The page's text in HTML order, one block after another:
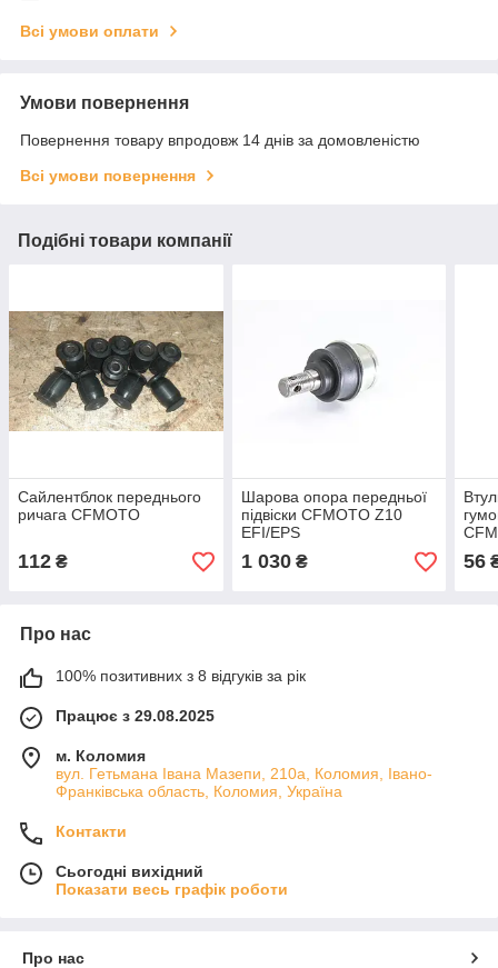
Всі умови оплати
Умови повернення
Повернення товару впродовж 14 днів за домовленістю
Всі умови повернення
Подібні товари компанії
Сайлентблок переднього
ричага CFMOTO
112 ₴
Шарова опора передньої
підвіски CFMOTO Z10
EFI/EPS
1 030₴ 56
Про нас
100% позитивних з 8 відгуків за рік
Працює з 29.08.2025
м. Коломия
вул. Гетьмана Івана Мазепи, 210а, Коломия, Івано-
Франківська область, Коломия, Україна
Контакти
Сьогодні вихідний
Показати весь графік роботи
Про нас